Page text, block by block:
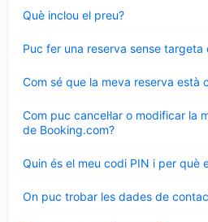
Què inclou el preu?
tancat
Puc fer una reserva sense targeta
tancat
Com sé que la meva reserva està
tancat
Com puc cancel·lar o modificar la
de Booking.com?
tancat
Quin és el meu codi PIN i per què
tancat
On puc trobar les dades de
tancat